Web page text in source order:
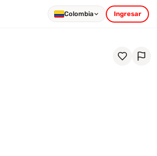
Colombia Ingresar